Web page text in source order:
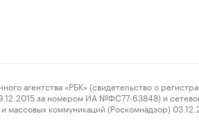
«РБК» (свидетельство о
за номером ИА №ФС77-63848) и
коммуникаций (Роскомнадзор)